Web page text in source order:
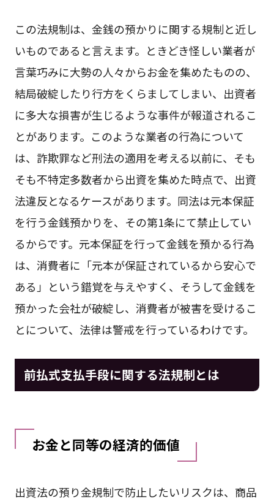
この法規制は、金銭の預かりに関する規制と近し
いものであると言えます。ときどき怪しい業者が
言葉巧みに大勢の人々からお金を集めたものの、
結局破綻したり行方をくらましてしまい、出資者
に多大な損害が生じるような事件が報道されるこ
とがあります。このような業者の行為について
は、詐欺罪など刑法の適用を考える以前に、そも
そも不特定多数者から出資を集めた時点で、出資
法違反となるケースがあります。同法は元本保証
を行う金銭預かりを、その第1条にて禁止してい
るからです。元本保証を行って金銭を預かる行為
は、消費者に「元本が保証されているから安心で
ある」という錯覚を与えやすく、そうして金銭を
預かった会社が破綻し、消費者が被害を受けるこ
とについて、法律は警戒を行っているわけです。
前払式支払手段に関する法規制とは
お金と同等の経済的価値
出資法の預り金規制で防止したいリスクは、商品